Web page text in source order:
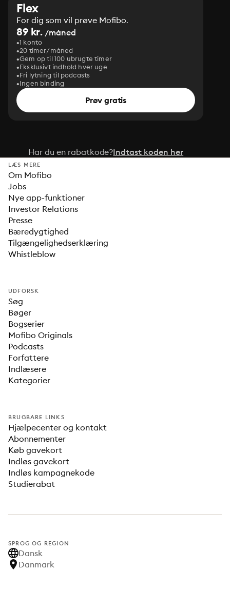
Flex
For dig som vil prøve Mofibo.
89 kr. /måned
1 konto
20 timer/måned
Gem op til 100 ubrugte timer
Eksklusivt indhold hver uge
Fri lytning til podcasts
Ingen binding
Prøv gratis
Har du en rabatkode?Indtast koden her
LÆS MERE
Om Mofibo
Jobs
Nye app-funktioner
Investor Relations
Presse
Bæredygtighed
Tilgængelighedserklæring
Whistleblow
UDFORSK
Søg
Bøger
Bogserier
Mofibo Originals
Podcasts
Forfattere
Indlæsere
Kategorier
BRUGBARE LINKS
Hjælpecenter og kontakt
Abonnementer
Køb gavekort
Indløs gavekort
Indløs kampagnekode
Studierabat
SPROG OG REGION
Dansk
Danmark